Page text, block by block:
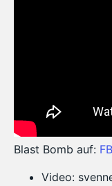
Blast Bomb auf: FB
Video: